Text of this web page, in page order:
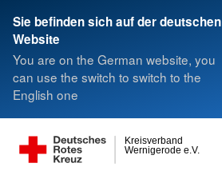
Sie befinden sich auf der deutschen
Website
You are on the German website, you
can use the switch to switch to the
English one
Wernigerode e.V.
Kreisverband